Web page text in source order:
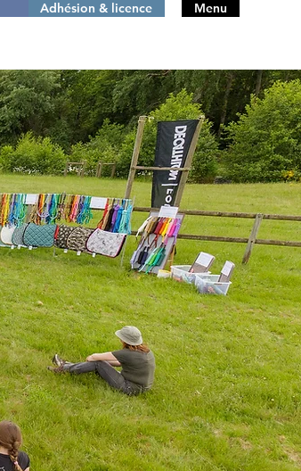
Menu
Adhésion & licence